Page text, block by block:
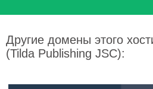
Другие домены этого
(Tilda Publishing JSC):